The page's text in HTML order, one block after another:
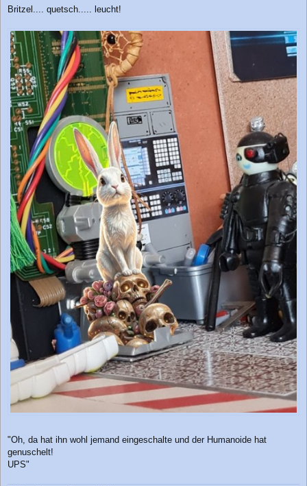
Britzel.... quetsch..... leucht!
"Oh, da hat ihn wohl jemand eingeschalte und der Humanoide hat
genuschelt!
UPS"